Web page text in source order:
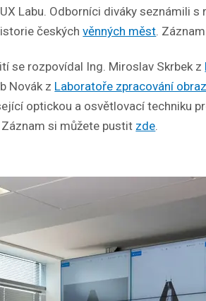
Labu. Odborníci diváky seznámili s
českýchvěnných měst.
se rozpovídal Ing. Miroslav Skrbek z
Novák z Laboratoře zpracování
optickou a osvětlovací techniku
si můžete pustit zde.